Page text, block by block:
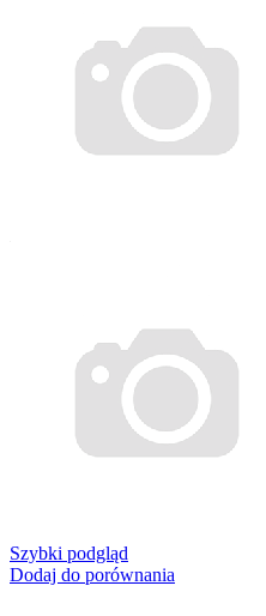
Szybki podgląd
Dodaj do porównania